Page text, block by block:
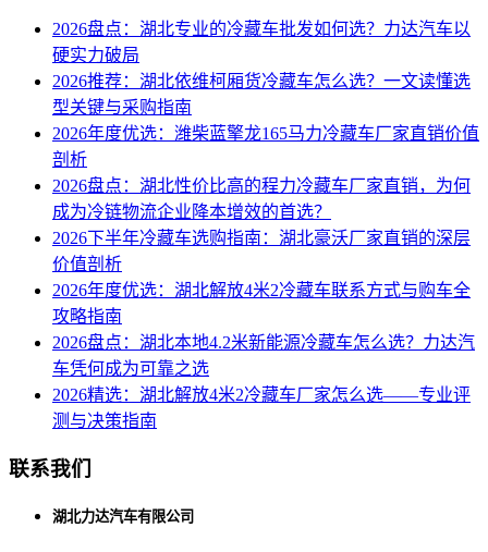
2026盘点：湖北专业的冷藏车批发如何选？力达汽车以
硬实力破局
2026推荐：湖北依维柯厢货冷藏车怎么选？一文读懂选
型关键与采购指南
2026年度优选：潍柴蓝擎龙165马力冷藏车厂家直销价值
剖析
2026盘点：湖北性价比高的程力冷藏车厂家直销，为何
成为冷链物流企业降本增效的首选？
2026下半年冷藏车选购指南：湖北豪沃厂家直销的深层
价值剖析
2026年度优选：湖北解放4米2冷藏车联系方式与购车全
攻略指南
2026盘点：湖北本地4.2米新能源冷藏车怎么选？力达汽
车凭何成为可靠之选
2026精选：湖北解放4米2冷藏车厂家怎么选——专业评
测与决策指南
联系我们
湖北力达汽车有限公司